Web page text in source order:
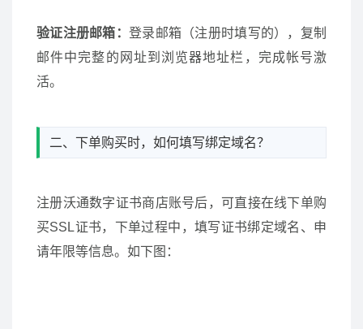
验证注册邮箱： 登录邮箱（注册时填写的），复制
邮件中完整的网址到浏览器地址栏，完成帐号激
活。
二、下单购买时，如何填写绑定域名？
注册沃通数字证书商店账号后，可直接在线下单购
买SSL证书，下单过程中，填写证书绑定域名、申
请年限等信息。如下图：